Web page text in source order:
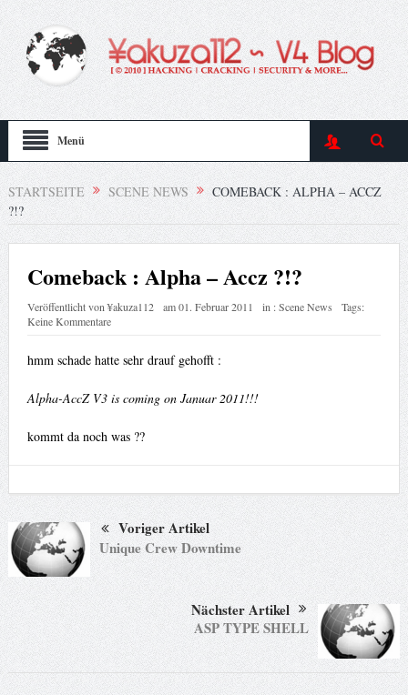
Menü
STARTSEITE SCENE NEWS
COMEBACK : ALPHA – ACCZ
?!?
Comeback : Alpha – Accz ?!?
Veröffentlicht von¥akuza112 am01. Februar 2011 in :Scene News
Tags:
Keine Kommentare
hmm schade hatte sehr drauf gehofft :
Alpha-AccZ V3 is coming on Januar 2011!!!
kommt da noch was ??
Voriger Artikel
Unique Crew Downtime
Nächster Artikel
ASP TYPE SHELL